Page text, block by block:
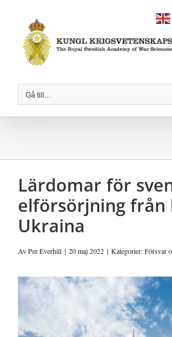
innehållet
Gå till…
Lärdomar för
elförsörjning från
Ukraina
AvPer Everhill | 20 maj 2022 | Kategorier:Försvar
Visa
större
bild